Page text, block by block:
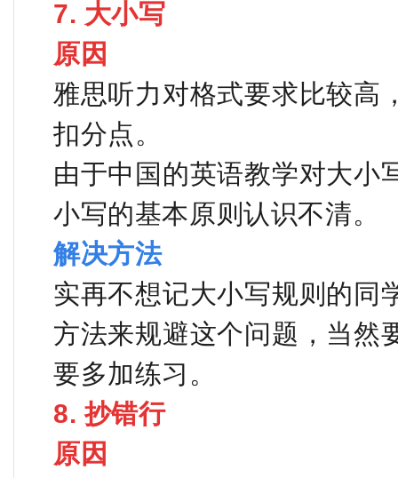
7. 大小写
原因
雅思听力对格式要求比较高
扣分点。
由于中国的英语教学对大小
小写的基本原则认识不清。
解决方法
实再不想记大小写规则的同
方法来规避这个问题，当然
要多加练习。
8. 抄错行
原因